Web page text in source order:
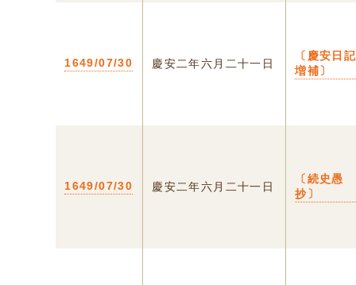
1649/07/30 慶安二年六月二十一日
〔慶安日記
増補〕
1649/07/30 慶安二年六月二十一日
〔続史愚
抄〕